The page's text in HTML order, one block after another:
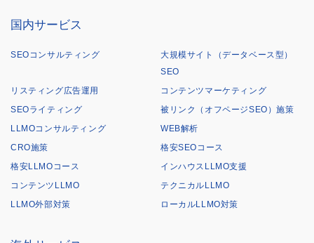
国内サービス
SEOコンサルティング
大規模サイト（データベース型）
SEO
リスティング広告運用
コンテンツマーケティング
SEOライティング
被リンク（オフページSEO）施策
LLMOコンサルティング
WEB解析
CRO施策
格安SEOコース
格安LLMOコース
インハウスLLMO支援
コンテンツLLMO
テクニカルLLMO
LLMO外部対策
ローカルLLMO対策